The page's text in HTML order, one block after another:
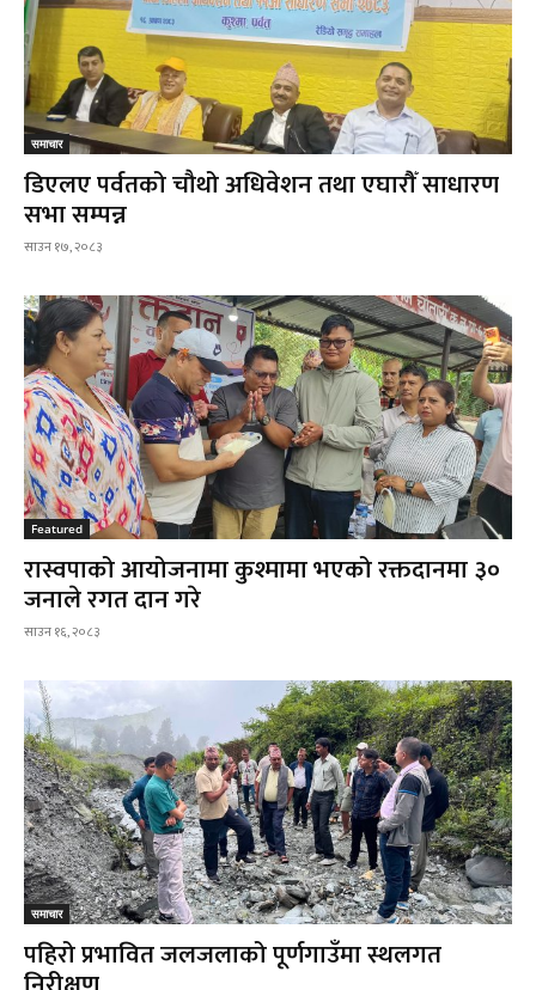
समाचार
डिएलए पर्वतको चौथो अधिवेशन तथा एघारौँ साधारण
सभा सम्पन्न
साउन १७, २०८३
Featured
रास्वपाको आयोजनामा कुश्मामा भएको रक्तदानमा ३०
जनाले रगत दान गरे
साउन १६, २०८३
समाचार
पहिरो प्रभावित जलजलाको पूर्णगाउँमा स्थलगत